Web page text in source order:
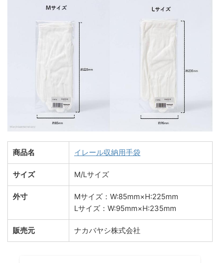
商品名 イレール収納用手袋
サイズ M/Lサイズ
外寸
Mサイズ：W:85mm×H:225mm
Lサイズ：W:95mm×H:235mm
販売元 ナカバヤシ株式会社